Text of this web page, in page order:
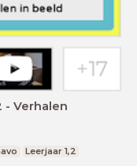
- Verhalen
Leerjaar 1,2